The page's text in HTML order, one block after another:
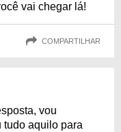
vai chegar lá!
COMPARTILHAR
vou
tudo aquilo para